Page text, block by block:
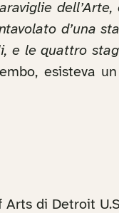
d’una
e le quattro
esisteva
di Detroit